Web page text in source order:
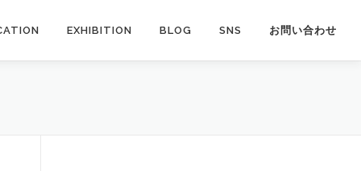
EXHIBITION BLOG SNS お問い合わせ